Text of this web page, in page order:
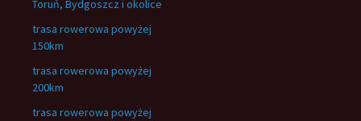
Toruń, Bydgoszcz i okolice
trasa rowerowa powyżej
150km
trasa rowerowa powyżej
200km
trasa rowerowa powyżej